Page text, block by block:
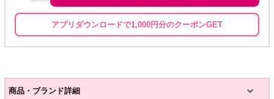
アプリダウンロードで1,000円分のクーポンGET
商品・ブランド詳細